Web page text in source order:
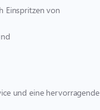
Einspritzen von
und eine hervorragende